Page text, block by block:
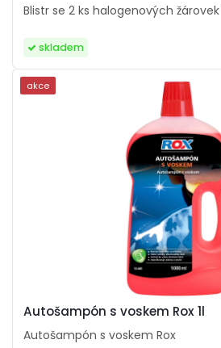
Blistr se 2 ks halogenových žárovek
skladem
Autošampón s voskem Rox 1l
Autošampón s voskem Rox
akce